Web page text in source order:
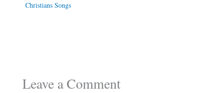
Christians Songs
Leave a Comment